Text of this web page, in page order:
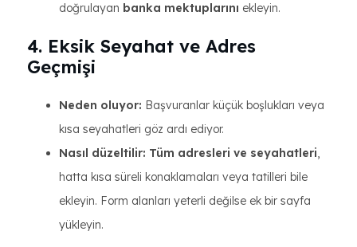
doğrulayan banka mektuplarını ekleyin.
4. Eksik Seyahat ve Adres
Geçmişi
Neden oluyor: Başvuranlar küçük boşlukları veya
kısa seyahatleri göz ardı ediyor.
Nasıl düzeltilir: Tüm adresleri ve seyahatleri,
hatta kısa süreli konaklamaları veya tatilleri bile
ekleyin. Form alanları yeterli değilse ek bir sayfa
yükleyin.